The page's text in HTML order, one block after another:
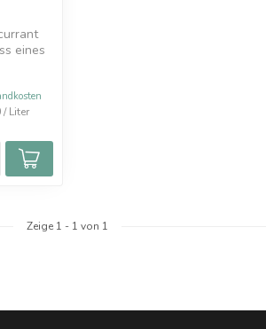
eines
Liter
Zeige 1 - 1 von 1